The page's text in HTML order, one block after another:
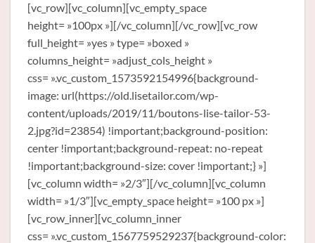
[vc_row][vc_column][vc_empty_space
height= »100px »][/vc_column][/vc_row][vc_row
full_height= »yes » type= »boxed »
columns_height= »adjust_cols_height »
css= ».vc_custom_1573592154996{background-
image: url(https://old.lisetailor.com/wp-
content/uploads/2019/11/boutons-lise-tailor-53-
2.jpg?id=23854) !important;background-position:
center !important;background-repeat: no-repeat
!important;background-size: cover !important;} »]
[vc_column width= »2/3″][/vc_column][vc_column
width= »1/3″][vc_empty_space height= »100 px »]
[vc_row_inner][vc_column_inner
css= ».vc_custom_1567759529237{background-color: